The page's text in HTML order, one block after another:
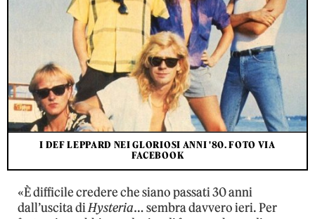
I DEF LEPPARD NEI GLORIOSI ANNI '80. FOTO VIA
FACEBOOK
«È difficile credere che siano passati 30 anni
dall’uscita diHysteria… sembra davvero ieri. Per